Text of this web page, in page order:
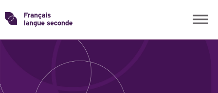
Skip
toTransformons
THÈMES